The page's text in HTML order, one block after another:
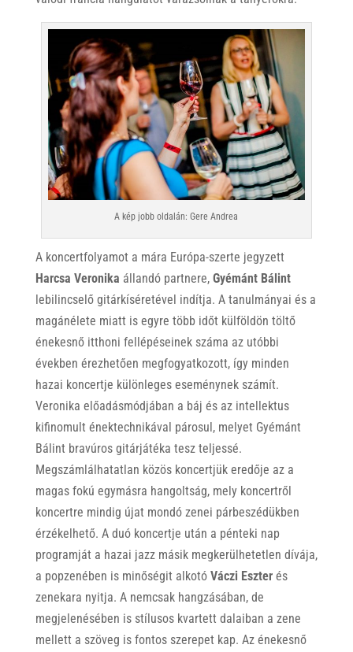
A kép jobb oldalán: Gere Andrea
A koncertfolyamot a mára Európa-szerte jegyzett
Harcsa Veronika állandó partnere, Gyémánt Bálint
lebilincselő gitárkíséretével indítja. A tanulmányai és a
magánélete miatt is egyre több időt külföldön töltő
énekesnő itthoni fellépéseinek száma az utóbbi
években érezhetően megfogyatkozott, így minden
hazai koncertje különleges eseménynek számít.
Veronika előadásmódjában a báj és az intellektus
kifinomult énektechnikával párosul, melyet Gyémánt
Bálint bravúros gitárjátéka tesz teljessé.
Megszámlálhatatlan közös koncertjük eredője az a
magas fokú egymásra hangoltság, mely koncertről
koncertre mindig újat mondó zenei párbeszédükben
érzékelhető. A duó koncertje után a pénteki nap
programját a hazai jazz másik megkerülhetetlen dívája,
a popzenében is minőségit alkotó Váczi Eszterés
zenekara nyitja. A nemcsak hangzásában, de
megjelenésében is stílusos kvartett dalaiban a zene
mellett a szöveg is fontos szerepet kap. Az énekesnő